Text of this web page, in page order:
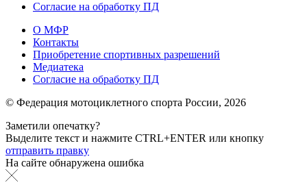
Согласие на обработку ПД
О МФР
Контакты
Приобретение спортивных разрешений
Медиатека
Согласие на обработку ПД
© Федерация мотоциклетного спорта России, 2026
Заметили опечатку?
Выделите текст и нажмите CTRL+ENTER или кнопку
отправить правку
На сайте обнаружена ошибка